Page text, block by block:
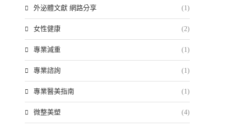
外泌體文獻 網路分享 (1)
女性健康 (2)
專業減重 (1)
專業諮詢 (1)
專業醫美指南 (1)
微整美塑 (4)